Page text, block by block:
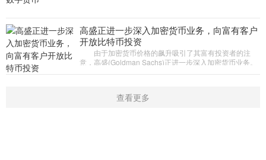
高盛正进一步深入加密货币业务，向富有客户
开放比特币投资
由于加密货币价格的飙升吸引了其富有投资者的注
意，高盛(Goldman Sachs)正进一步深入加密货币业务。
查看更多